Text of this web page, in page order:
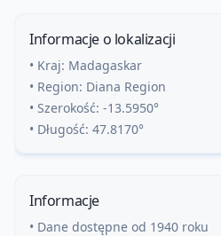
Informacje o lokalizacji
• Kraj: Madagaskar
• Region: Diana Region
• Szerokość: -13.5950°
• Długość: 47.8170°
Informacje
• Dane dostępne od 1940 roku